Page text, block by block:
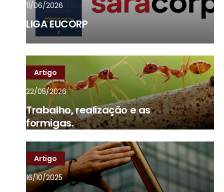
11/06/2026
LIGA EUCORP
Artigo
22/05/2026
Trabalho, realização e as
formigas.
Artigo
16/10/2025